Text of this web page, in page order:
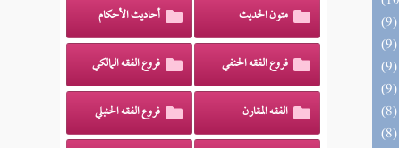
متون الحديث أحاديث الأحكام
فروع الفقه الحنفي فروع الفقه المالكي
الفقه المقارن فروع الفقه الحنبلي